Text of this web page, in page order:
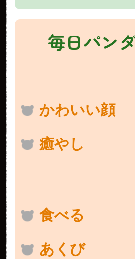
毎日パン
かわいい顔
癒やし
食べる
あくび